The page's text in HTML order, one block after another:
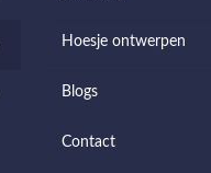
Hoesje ontwerpen
Blogs
Contact